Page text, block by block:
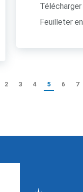
Feuilleter
2 3 4 5 6 7